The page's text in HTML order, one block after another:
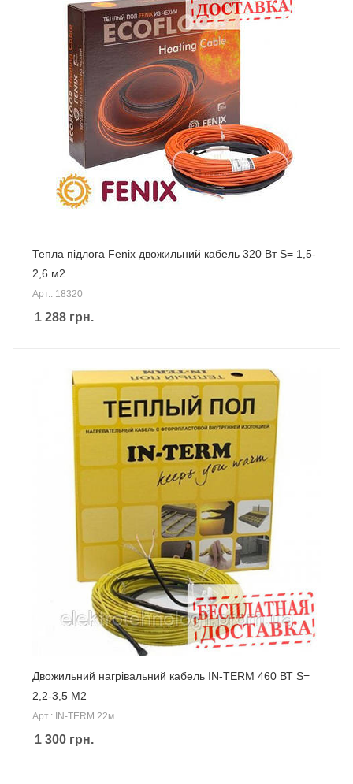
Тепла підлога Fenix двожильний кабель 320 Вт S= 1,5-
2,6 м2
Арт.: 18320
1 288 грн.
Двожильний нагрівальний кабель IN-TERM 460 ВТ S=
2,2-3,5 М2
Арт.: IN-TERM 22м
1 300 грн.